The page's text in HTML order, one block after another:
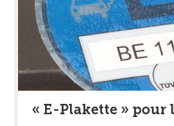
« E-Plakette » pour